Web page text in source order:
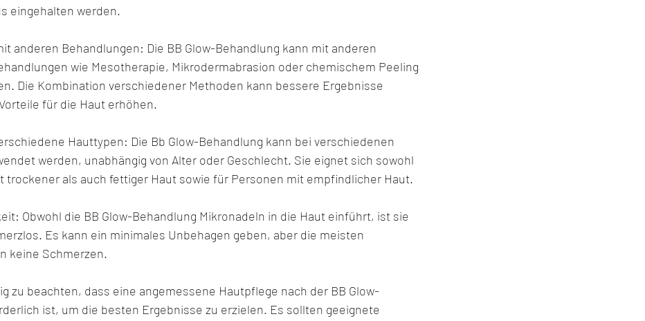
eingehalten werden.
anderen Behandlungen: Die BB Glow-Behandlung kann mit anderen
wie Mesotherapie, Mikrodermabrasion oder chemischem Peeling
Die Kombination verschiedener Methoden kann bessere Ergebnisse
für die Haut erhöhen.
Hauttypen: Die Bb Glow-Behandlung kann bei verschiedenen
werden, unabhängig von Alter oder Geschlecht. Sie eignet sich sowohl
trockener als auch fettiger Haut sowie für Personen mit empfindlicher Haut.
Obwohl die BB Glow-Behandlung Mikronadeln in die Haut einführt, ist sie
Es kann ein minimales Unbehagen geben, aber die meisten
keine Schmerzen.
zu beachten, dass eine angemessene Hautpflege nach der BB Glow-
ist, um die besten Ergebnisse zu erzielen. Es sollten geeignete